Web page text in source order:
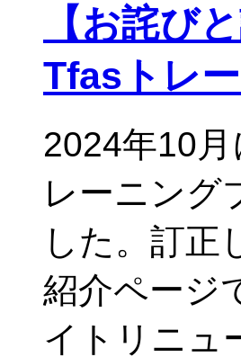
【お詫び
Tfasトレ
2024年10
レーニング
した。訂正
紹介ページ
イトリニュ